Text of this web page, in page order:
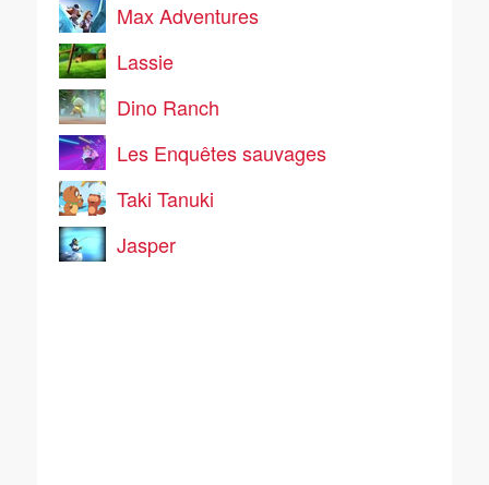
Max Adventures
Lassie
Dino Ranch
Les Enquêtes sauvages
Taki Tanuki
Jasper